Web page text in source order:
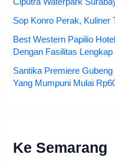
Sop Konro Perak, Kuliner
Best Western Papilio
Dengan Fasilitas
Santika Premiere
Yang Mumpuni Mulai
Ke Semarang